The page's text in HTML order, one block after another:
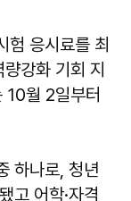
험 응시료를 최
강화 기회 지
10월 2일부터
하나로, 청년
고 어학·자격